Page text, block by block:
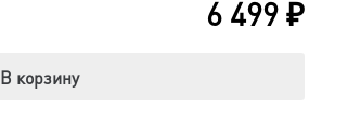
6 499₽
В корзину